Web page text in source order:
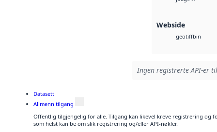
Webside
geotiffbin
Ingen registrerte API-er
Datasett
Allmenn tilgang
Offentlig tilgjengelig for alle. Tilgang kan likevel kreve registrering og
som helst kan be om slik registrering og/eller API-nøkler.